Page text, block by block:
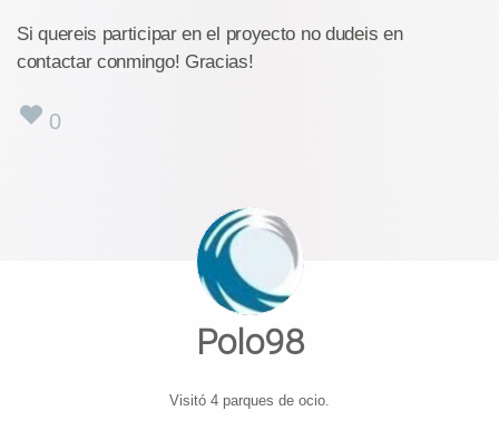
Si quereis participar en el proyecto no dudeis en
contactar conmingo! Gracias!
0
Polo98
Visitó 4 parques de ocio.